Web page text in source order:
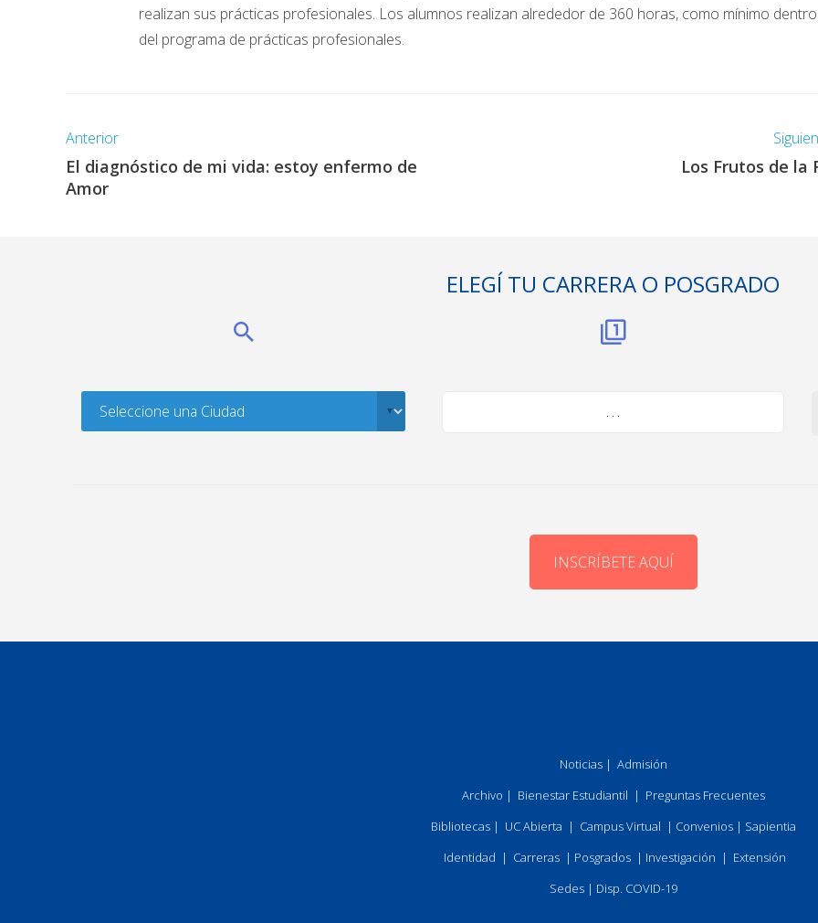
realizan sus prácticas profesionales. Los alumnos realizan alrededor de 360 horas, como mínimo dentro
del programa de prácticas profesionales.
Anterior
El diagnóstico de mi vida: estoy enfermo de
Amor
Los Frutos de la
ELEGÍ TU CARRERA O POSGRADO
. . .
INSCRÍBETE AQUÍ
Noticias| Admisión
Archivo | Bienestar Estudiantil | Preguntas Frecuentes
Bibliotecas| UC Abierta | Campus Virtual | Convenios| Sapientia
Identidad | Carreras| Posgrados| Investigación | Extensión
Sedes| Disp. COVID-19